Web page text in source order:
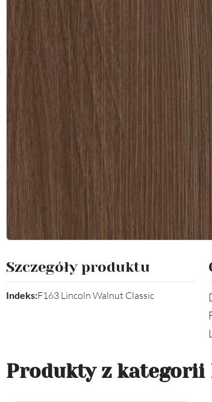
Szczegóły produktu
Indeks:F163 Lincoln Walnut Classic
Produkty z kategorii